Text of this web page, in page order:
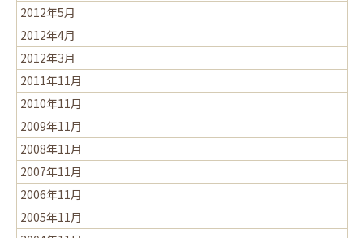
2012年5月
2012年4月
2012年3月
2011年11月
2010年11月
2009年11月
2008年11月
2007年11月
2006年11月
2005年11月